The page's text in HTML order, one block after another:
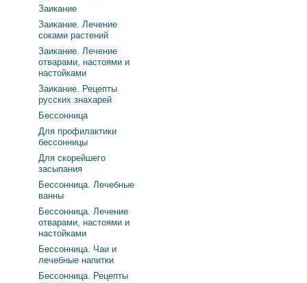
Заикание
Заикание. Лечение
соками растений
Заикание. Лечение
отварами, настоями и
настойками
Заикание. Рецепты
русских знахарей
Бессонница
Для профилактики
бессонницы
Для скорейшего
засыпания
Бессонница. Лечебные
ванны
Бессонница. Лечение
отварами, настоями и
настойками
Бессонница. Чаи и
лечебные напитки
Бессонница. Рецепты